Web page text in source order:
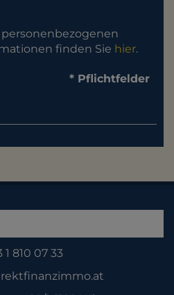
finden Sie hier.
* Pflichtfelder
1 810 07 33